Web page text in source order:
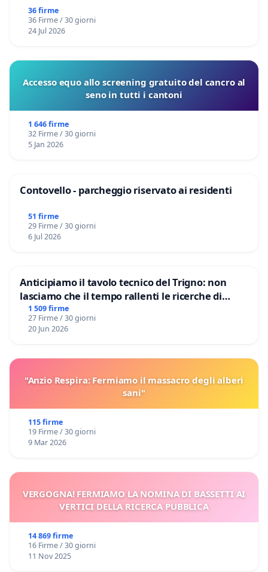
36 firme
36 Firme / 30 giorni
24 Jul 2026
Accesso equo allo screening gratuito del cancro al
seno in tutti i cantoni
1 646 firme
32 Firme / 30 giorni
5 Jan 2026
Contovello - parcheggio riservato ai residenti
51 firme
29 Firme / 30 giorni
6 Jul 2026
Anticipiamo il tavolo tecnico del Trigno: non
lasciamo che il tempo rallenti le ricerche di
Domenico Racanati
1 509 firme
27 Firme / 30 giorni
20 Jun 2026
"Anzio Respira: Fermiamo il massacro degli alberi
sani"
115 firme
19 Firme / 30 giorni
9 Mar 2026
VERGOGNA! FERMIAMO LA NOMINA DI BASSETTI AI
VERTICI DELLA RICERCA PUBBLICA
14 869 firme
16 Firme / 30 giorni
11 Nov 2025